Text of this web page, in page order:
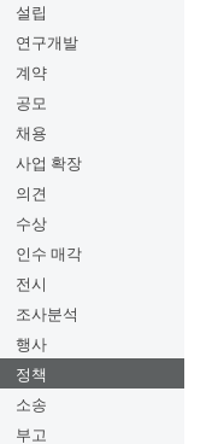
설립
연구개발
계약
공모
채용
사업 확장
의견
수상
인수 매각
전시
조사분석
행사
정책
소송
부고